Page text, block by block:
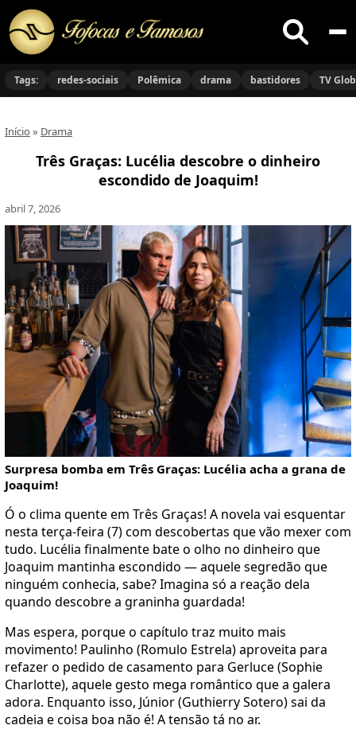
Buscar
no
Tags: redes-sociais Polêmica drama bastidores TV
Início » Drama
Três Graças: Lucélia descobre o dinheiro
escondido de Joaquim!
abril 7, 2026
Surpresa bomba em Três Graças: Lucélia acha a grana de
Joaquim!
Ó o clima quente em Três Graças! A novela vai esquentar
nesta terça-feira (7) com descobertas que vão mexer com
tudo. Lucélia finalmente bate o olho no dinheiro que
Joaquim mantinha escondido — aquele segredão que
ninguém conhecia, sabe? Imagina só a reação dela
quando descobre a graninha guardada!
Mas espera, porque o capítulo traz muito mais
movimento! Paulinho (Romulo Estrela) aproveita para
refazer o pedido de casamento para Gerluce (Sophie
Charlotte), aquele gesto mega romântico que a galera
adora. Enquanto isso, Júnior (Guthierry Sotero) sai da
cadeia e coisa boa não é! A tensão tá no ar.